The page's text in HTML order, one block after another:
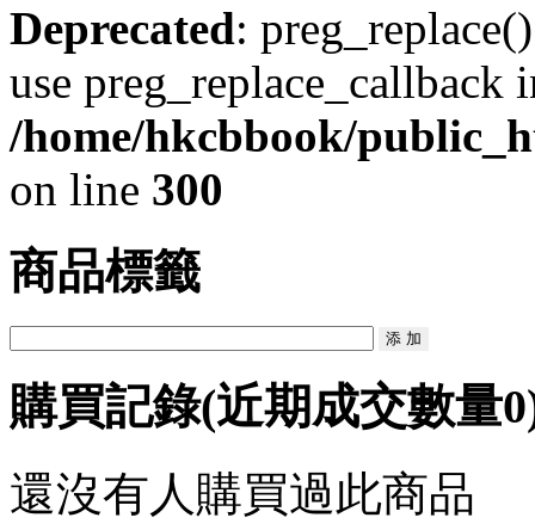
Deprecated:
use preg_replace_callback
/home/hkcbbook/
on line 300
商品標籤
購買記錄(近期成交數量0
還沒有人購買過此商品